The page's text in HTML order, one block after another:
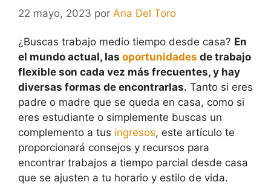
22 mayo, 2023 por Ana Del Toro
¿Buscas trabajo medio tiempo desde casa? En
el mundo actual, las oportunidades de trabajo
flexible son cada vez más frecuentes, y hay
diversas formas de encontrarlas. Tanto si eres
padre o madre que se queda en casa, como si
eres estudiante o simplemente buscas un
complemento a tus ingresos, este artículo te
proporcionará consejos y recursos para
encontrar trabajos a tiempo parcial desde casa
que se ajusten a tu horario y estilo de vida.